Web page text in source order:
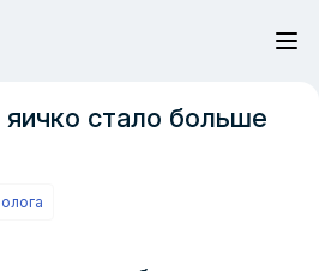
стало больше